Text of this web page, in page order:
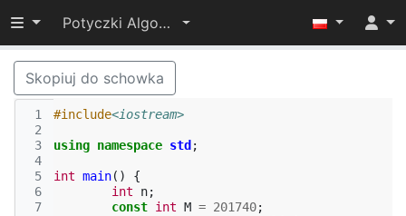
Przełącz widoczność menu
Potyczki Algorytmiczne 2017
Skopiuj do schowka
1
2
3
4
5
6
7
#include<iostream>
using namespace std ;
int main()
{
int
n;
const int M = 201740;